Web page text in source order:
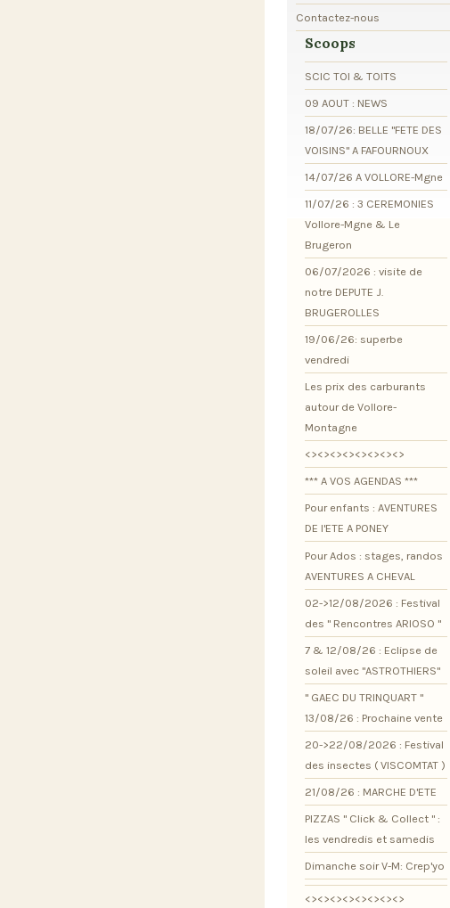
Contactez-nous
Scoops
SCIC TOI & TOITS
09 AOUT : NEWS
18/07/26: BELLE "FETE DES
VOISINS" A FAFOURNOUX
14/07/26 A VOLLORE-Mgne
11/07/26 : 3 CEREMONIES
Vollore-Mgne & Le
Brugeron
06/07/2026 : visite de
notre DEPUTE J.
BRUGEROLLES
19/06/26: superbe
vendredi
Les prix des carburants
autour de Vollore-
Montagne
<><><><><><><><>
*** A VOS AGENDAS ***
Pour enfants : AVENTURES
DE l'ETE A PONEY
Pour Ados : stages, randos
AVENTURES A CHEVAL
02->12/08/2026 : Festival
des " Rencontres ARIOSO "
7 & 12/08/26 : Eclipse de
soleil avec "ASTROTHIERS"
" GAEC DU TRINQUART "
13/08/26 : Prochaine vente
20->22/08/2026 : Festival
des insectes ( VISCOMTAT )
21/08/26 : MARCHE D'ETE
PIZZAS " Click & Collect " :
les vendredis et samedis
Dimanche soir V-M: Crep'yo
<><><><><><><><>